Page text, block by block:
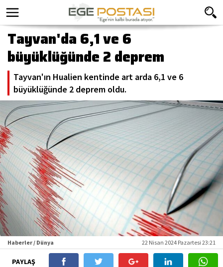
Tayvan'da 6,1 ve 6
büyüklüğünde 2 deprem
Tayvan'ın Hualien kentinde art arda 6,1 ve 6
büyüklüğünde 2 deprem oldu.
Haberler / Dünya 22 Nisan 2024 Pazartesi 23:21
PAYLAŞ